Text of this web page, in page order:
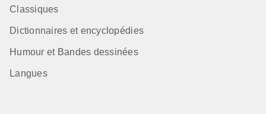
Classiques
Dictionnaires et encyclopédies
Humour et Bandes dessinées
Langues